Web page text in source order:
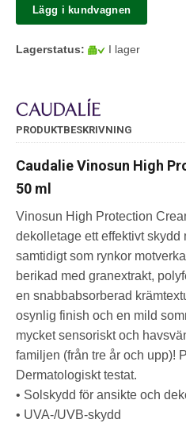
Lägg i kundvagnen
Lagerstatus: I lager
PRODUKTBESKRIVNING
Caudalie Vinosun High
50 ml
Vinosun High Protection
dekolletage ett effektivt skydd
samtidigt som rynkor
berikad med granextrakt,
en snabbabsorberad
osynlig finish och en mild
mycket sensoriskt och
familjen (från tre år och upp)!
Dermatologiskt testat.
• Solskydd för ansikte och
• UVA-/UVB-skydd